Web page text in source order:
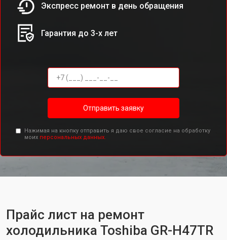
Экспресс ремонт в день обращения
Гарантия до 3-х лет
Отправить заявку
Нажимая на кнопку отправить я даю свое согласие на обработку
моих персональных данных.
Прайс лист на ремонт
холодильника Toshiba GR-H47TR